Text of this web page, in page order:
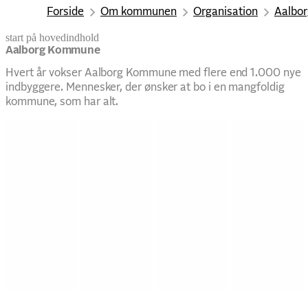
Forside Om kommunen Organisation
start på hovedindhold
Aalborg Kommune
Hvert år vokser Aalborg Kommune med flere end 1.000 nye
indbyggere. Mennesker, der ønsker at bo i en mangfoldig
kommune, som har alt.
senest opdateret 6. august 2026